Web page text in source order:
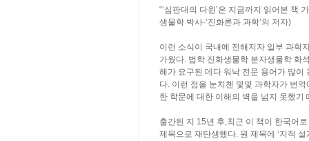
“‘심판대의 다윈’은 지금까지 읽어본 책
생물학 박사·‘진화론과 과학’의 저자)
이런 소식이 국내에 전해지자 일부 과학
가웠다. 법학 진화생물학 분자생물학 화
해가 요구된 데다 워낙 전문 용어가 많
다. 이런 점을 눈치챈 몇몇 과학자가 번
한 학문에 대한 이해의 벽을 넘지 못했기
출간된 지 15년 후,최근 이 책이 한국어
제목으로 재탄생했다. 원 제목에 ‘지적